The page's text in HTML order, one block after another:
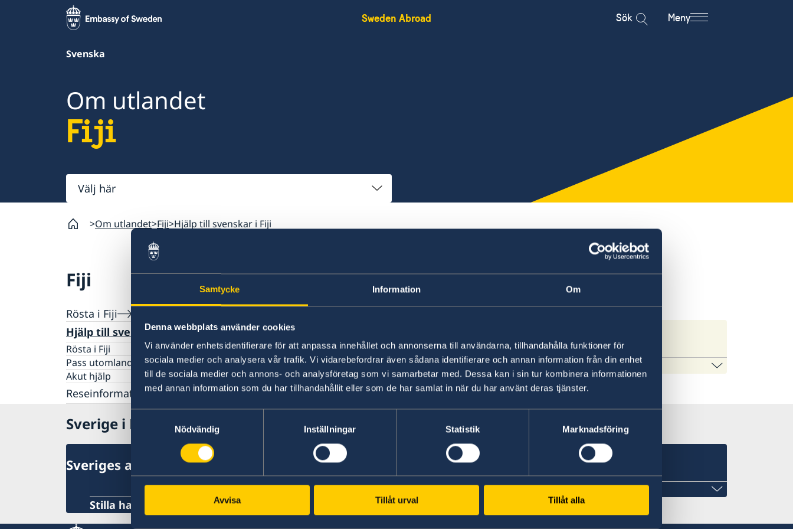
Samtycke Information Om
Denna webbplats använder cookies
Vi använder enhetsidentifierare för att anpassa innehållet och annonserna till användarna, tillhandahålla funktioner för
sociala medier och analysera vår trafik. Vi vidarebefordrar även sådana identifierare och annan information från din enhet
till de sociala medier och annons- och analysföretag som vi samarbetar med. Dessa kan i sin tur kombinera informationen
med annan information som du har tillhandahållit eller som de har samlat in när du har använt deras tjänster.
Nödvändig
Inställningar Statistik Marknadsföring
Avvisa Tillåt urval Tillåt alla
Sweden Abroad Sök Meny
Svenska
Om utlandet
Fiji
Välj
här
Om utlandet Fiji Hjälp till svenskar i Fiji
Fiji
Rösta i Fiji
Hjälp till svenskar i Fiji
Rösta i Fiji
Pass utomlands
Akut hjälp
Reseinformation
Ambassadens reseinformation
Aktuella händelser
Allmänna säkerhetsläget
Terrorism
Naturförhållanden och katastrofer
In- och utresebestämmelser
Hälso- och sjukvård
Lokala lagar och sedvänjor
Kriminalitet och personlig säkerhet
Hjälp till svenskar i Fiji
Generella frågor om hjälp utomlands
Frågor och svar om hjälp utomlands - på regeringen.se
På regeringen.se finns grundläggande information som gäller för alla länder och svar
på vanliga frågor om hjälp till svenskar utomlands. För vissa länder gäller dessutom
Hjälp till svenskar utomlands - på regeringen.se
Sverige i Fiji
Sveriges ambassad
Stilla havet, Stockholm
Svenska konsulat
Suva, Fiji
Tel: